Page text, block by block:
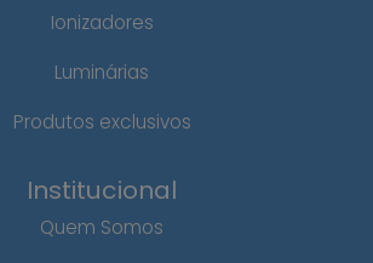
Ionizadores
Luminárias
Produtos exclusivos
Institucional
Quem Somos